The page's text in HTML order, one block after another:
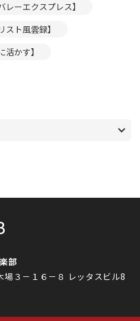
ーエクスプレス】
ト風雲録】
かす】
部
３－１６－８ レッタスビル8